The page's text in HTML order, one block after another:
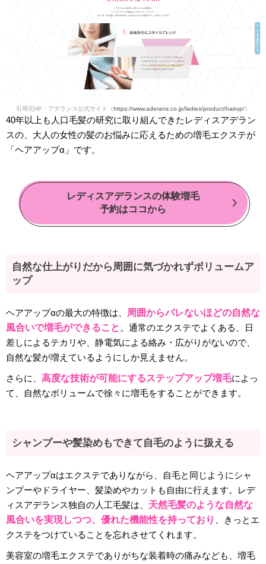
引用元HP：アデランス公式サイト（https://www.aderans.co.jp/ladies/product/hairup/）
40年以上も人口毛髪の研究に取り組んできたレディスアデラン
スの、大人の女性の髪のお悩みに応えるための増毛エクステが
「ヘアアップα」です。
レディスアデランスの体験増毛
予約はココから
自然な仕上がりだから周囲に気づかれずボリュームア
ップ
ヘアアップαの最大の特徴は、
周囲からバレないほどの自然な
風合いで増毛ができること 。通常のエクステでよくある、日
差しによるテカリや、静電気による絡み・広がりがないので、
自然な髪が増えているようにしか見えません。
さらに、 高度な技術が可能にするステップアップ増毛によっ
て、自然なボリュームで徐々に増毛をすることができます。
シャンプーや髪染めもできて自毛のように扱える
ヘアアップαはエクステでありながら、自毛と同じようにシャ
ンプーやドライヤー、髪染めやカットも自由に行えます。レデ
ィスアデランス独自の人工毛髪は、 天然毛髪のような自然な
風合いを実現しつつ、優れた機能性を持っており
、きっとエ
クステをつけていることを忘れさせてくれます。
美容室の増毛エクステでありがちな装着時の痛みなども、増毛